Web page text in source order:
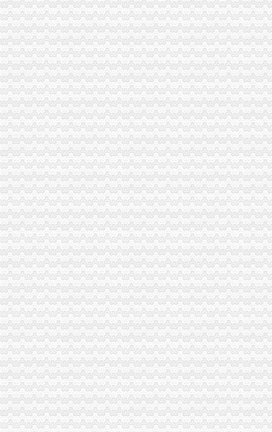
锂电概念继续走核电股崛起_财经评论（cjpl）股吧_东方财富网股吧
南山院_南山院建档挂号产检孕妈交流圈_宝宝树
南山街道人大工委组织区人大代表向选民述职-涪城新闻网
《会计真账实操》100篇第一文库网
加急核名快注册龙华宝安福田罗湖南山前海全市公司-深圳58同城
【深圳-南山区总裁助理/总经理助理（营销管理方向）_总裁助理/总经
深圳南山注册新公司流程及费用大概是多少？-信息服务-水母网
深圳专利变更：总局核名中字头国字头企业名称核准-深圳爱问分类
南山二外-搜百科
要省钱也要品质福田罗湖南山加急核名快注册公司-深圳58同城
深圳外资公司注册：外资公司注册、前海公司注册5分钟快速核名【巨
南山区注册深圳公司执照详细流程-商务服务-绍兴E网
2016年深圳南山公司注册流程及费用_搜狐其它_搜狐网
国家工商总局核名要求
深圳南山区注册公司流程及如何快速注册_搜狐财经_搜狐网
南山区工商局电话地址联系方式_搜了网
深圳南山代理注册公司哪家比较好？-商务-十堰网
南山区公司注册哪家专业？-商务-十堰网
【深圳-南山区销售代表/大客户代表（高提成+双休）_销售代表/大客户
南山公司注册哪家好专业代理记账一般纳税人变更-深圳58同城
【深圳-南山区人事专员/招聘专员（双休））_人事专员/招聘专员（双
2017年深圳市南山区郭掌柜企业注销公司手续及材料-商务服务
财务代理
【58同城】深圳南山海上世界资质证书办理_企业资质代理_资质代办机
深圳南山出口退税培训课程_职场天地_天涯论坛_天涯社区
在深圳注册公司
《2016深圳新网上注册南山公司流程》
【深圳南山其他商务服务信息】-深圳赶集网
深圳南山教你怎样注册公司,深圳公司注册流程小常识-信息服务-人民
深圳公司注册分类信息_沭网
深圳龙华优质的深圳南山注册公司业务一般需要多长时间？时间多长？
深圳南山区：“一核多元”社区建模式--中国新闻--人民网
深圳专利变更：含（中国）企业名称核准、变更——总局核名金牌代理
南山0元注册公司服务信誉好价格低-咨询-十堰网